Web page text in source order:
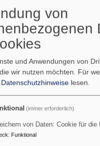
von
und Anwendungen von
wir nutzen möchten. Für
Datenschutzhinweise lesen.
(immer erforderlich)
von Daten: Cookie für die
: Funktional